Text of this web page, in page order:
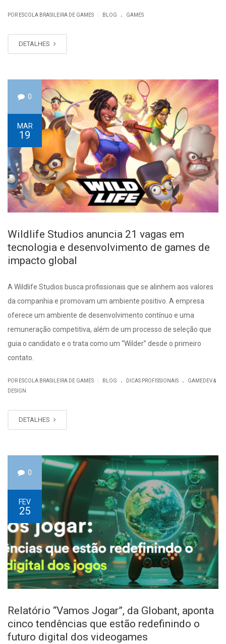
POR ESCOLA BRASILEIRA DE GAMES BLOG . GAMES
DETALHES
0
MAR
19
Wildlife Studios anuncia 21 vagas em
tecnologia e desenvolvimento de games de
impacto global
A Wildlife Studios busca profissionais que se alinhem aos valores
da companhia e promovam um ambiente positivo. A empresa
oferece um ambiente de desenvolvimento contínuo e uma
remuneração competitiva, além de um processo de seleção que
guia o candidato e o trata como um “Wilder” desde o primeiro
contato.
POR ESCOLA BRASILEIRA DE GAMES BLOG . DICAS PROFISSIONAIS .
GAMEDEV &
DESIGN
DETALHES
0
FEV
25
Relatório “Vamos Jogar”, da Globant, aponta
cinco tendências que estão redefinindo o
futuro digital dos videogames